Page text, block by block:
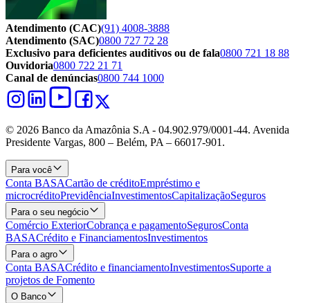
Atendimento (CAC)(91) 4008-3888
Atendimento (SAC)0800 727 72 28
Exclusivo para deficientes auditivos ou de fala0800 721 18 88
Ouvidoria0800 722 21 71
Canal de denúncias0800 744 1000
© 2026 Banco da Amazônia S.A - 04.902.979/0001‐44. Avenida
Presidente Vargas, 800 – Belém, PA – 66017-901.
Para você
Conta BASACartão de créditoEmpréstimo e
microcréditoPrevidênciaInvestimentosCapitalizaçãoSeguros
Para o seu negócio
Comércio ExteriorCobrança e pagamentoSegurosConta
BASACrédito e FinanciamentosInvestimentos
Para o agro
Conta BASACrédito e financiamentoInvestimentosSuporte a
projetos de Fomento
O Banco